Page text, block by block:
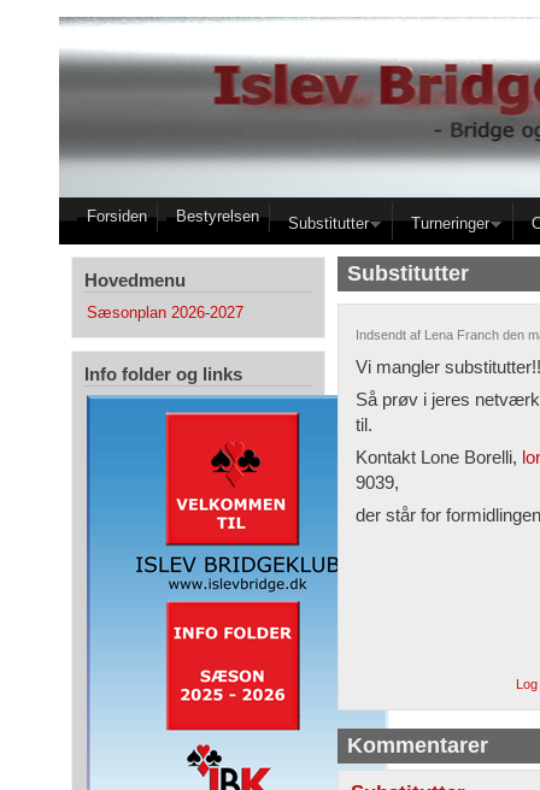
Gå til hovedindhold
Forsiden Bestyrelsen Substitutter Turneringer
Hovedmenu
Sæsonplan 2026-2027
Info folder og links
Substitutter
Indsendt af Lena Franchden
Vi mangler
Så prøv i jeres
til.
Kontakt Lone Borelli,
9039,
der står for
Log
Kommentarer